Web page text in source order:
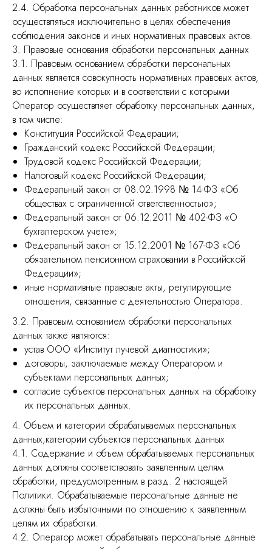
2.4. Обработка персональных данных работников может
осуществляться исключительно в целях обеспечения
соблюдения законов и иных нормативных правовых актов.
3. Правовые основания обработки персональных данных
3.1. Правовым основанием обработки персональных
данных является совокупность нормативных правовых актов,
во исполнение которых и в соответствии с которыми
Оператор осуществляет обработку персональных данных,
в том числе:
Конституция Российской Федерации;
Гражданский кодекс Российской Федерации;
Трудовой кодекс Российской Федерации;
Налоговый кодекс Российской Федерации;
Федеральный закон от 08.02.1998 № 14-ФЗ «Об
обществах с ограниченной ответственностью»;
Федеральный закон от 06.12.2011 № 402-ФЗ «О
бухгалтерском учете»;
Федеральный закон от 15.12.2001 № 167-ФЗ «Об
обязательном пенсионном страховании в Российской
Федерации»;
иные нормативные правовые акты, регулирующие
отношения, связанные с деятельностью Оператора.
3.2. Правовым основанием обработки персональных
данных также являются:
устав ООО «Институт лучевой диагностики»;
договоры, заключаемые между Оператором и
субъектами персональных данных;
согласие субъектов персональных данных на обработку
их персональных данных.
4. Объем и категории обрабатываемых персональных
данных,категории субъектов персональных данных
4.1. Содержание и объем обрабатываемых персональных
данных должны соответствовать заявленным целям
обработки, предусмотренным в разд. 2 настоящей
Политики. Обрабатываемые персональные данные не
должны быть избыточными по отношению к заявленным
целям их обработки.
4.2. Оператор может обрабатывать персональные данные